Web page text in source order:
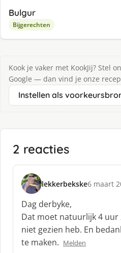
Bulgur
Bijgerechten
Kook je vaker met KookJij? Stel
Google — dan vind je onze
Instellen als
2 reacties
lekkerbekske
s
c
h
r
e
e
6 maart
Dag derbyke,
Dat moet natuurlijk 4 uur
niet gezien heb. En
te maken. Melden